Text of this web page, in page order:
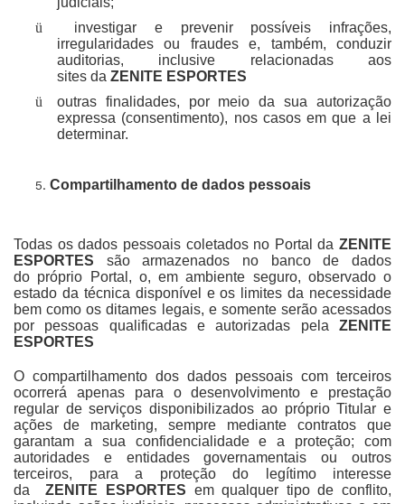
ü
investigar e prevenir possíveis infrações,
irregularidades ou fraudes e, também, conduzir
auditorias, inclusive relacionadas aos
sites da ZENITE ESPORTES
ü
outras finalidades, por meio da sua autorização
expressa (consentimento), nos casos em que a lei
determinar.
Compartilhamento de dados pessoais
Todas os dados pessoais coletados no Portal da ZENITE
ESPORTES são armazenados no banco de dados
do próprio Portal, o, em ambiente seguro, observado o
estado da técnica disponível e os limites da necessidade
bem como os ditames legais, e somente serão acessados
por pessoas qualificadas e autorizadas pela ZENITE
ESPORTES
O compartilhamento dos dados pessoais com terceiros
ocorrerá apenas para o desenvolvimento e prestação
regular de serviços disponibilizados ao próprio Titular e
ações de marketing, sempre mediante contratos que
garantam a sua confidencialidade e a proteção; com
autoridades e entidades governamentais ou outros
terceiros, para a proteção do legítimo interesse
daZENITE ESPORTES em qualquer tipo de conflito,